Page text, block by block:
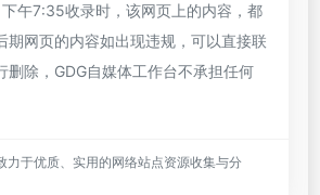
午7:35收录时，该网页上的内容，都
期网页的内容如出现违规，可以直接联
删除，GDG自媒体工作台不承担任何
力于优质、实用的网络站点资源收集与分